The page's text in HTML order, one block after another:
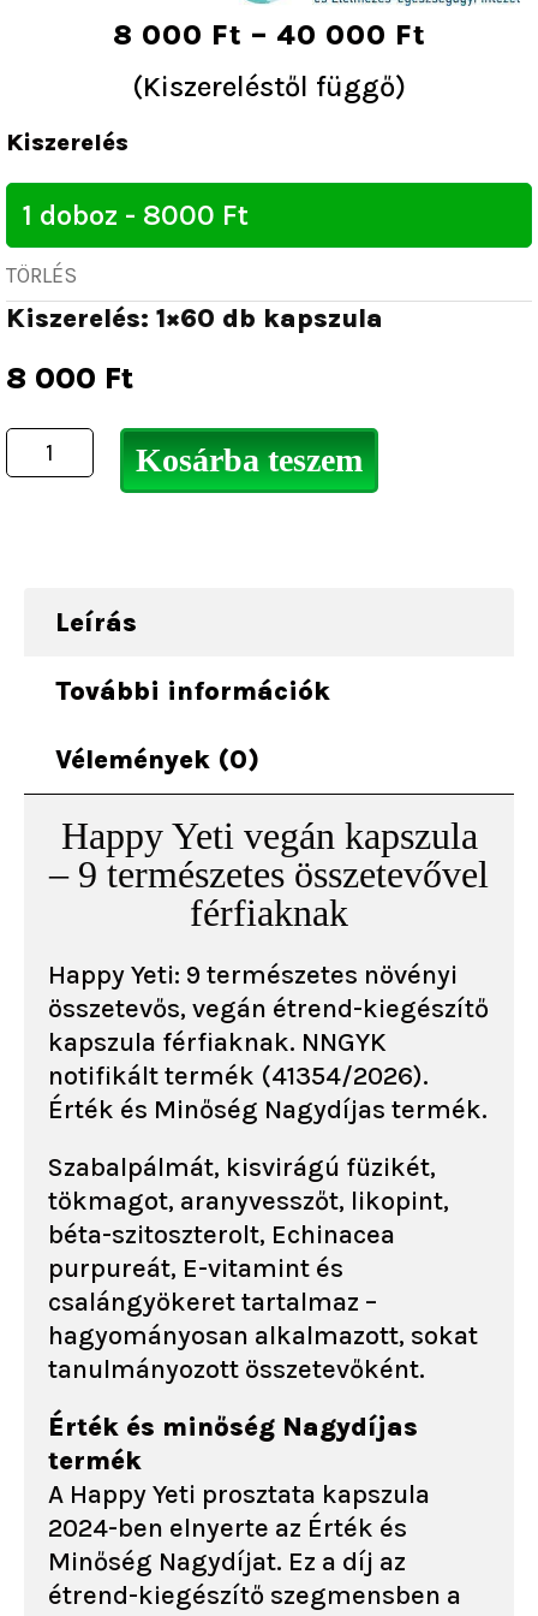
5
8 000 Ft – 40 000 Ft
(Kiszereléstől függő)
Kiszerelés
TÖRLÉS
Kiszerelés: 1×60 db kapszula
8 000 Ft
Happy
mennyiség
Kosárba teszem
Leírás
További információk
Vélemények (0)
Happy Yeti vegán kapszula
– 9 természetes összetevővel
férfiaknak
Happy Yeti: 9 természetes növényi
összetevős, vegán étrend-kiegészítő
kapszula férfiaknak. NNGYK
notifikált termék (41354/2026).
Érték és Minőség Nagydíjas termék.
Szabalpálmát, kisvirágú füzikét,
tökmagot, aranyvesszőt, likopint,
béta-szitoszterolt, Echinacea
purpureát, E-vitamint és
csalángyökeret tartalmaz –
hagyományosan alkalmazott, sokat
tanulmányozott összetevőként.
Érték és minőség Nagydíjas
termék
A Happy Yeti prosztata kapszula
2024-ben elnyerte az Érték és
Minőség Nagydíjat. Ez a díj az
étrend-kiegészítő szegmensben a